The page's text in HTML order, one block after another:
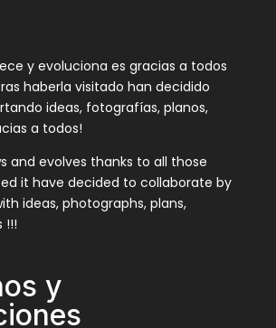
y evoluciona es gracias a todos
haberla visitado han decidido
ideas, fotografías, planos,
a todos!
and evolves thanks to all those
it have decided to collaborate by
ideas, photographs, plans,
!!!
y